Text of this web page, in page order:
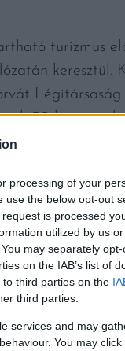
processing of your
use the below opt-out
is processed
utilized by us
may separately
on the IAB’s list of
third parties on the
third parties.
services and may
You may
turizmus
keresztül.
50 kvarneri
Fesztivál
és
tizedével
szerint a
rekord, több